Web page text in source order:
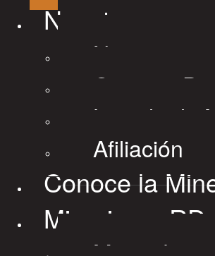
Nosotros
Nosotros
Consejo
Listado de
Afiliación
Conoce la
Mineria en RD